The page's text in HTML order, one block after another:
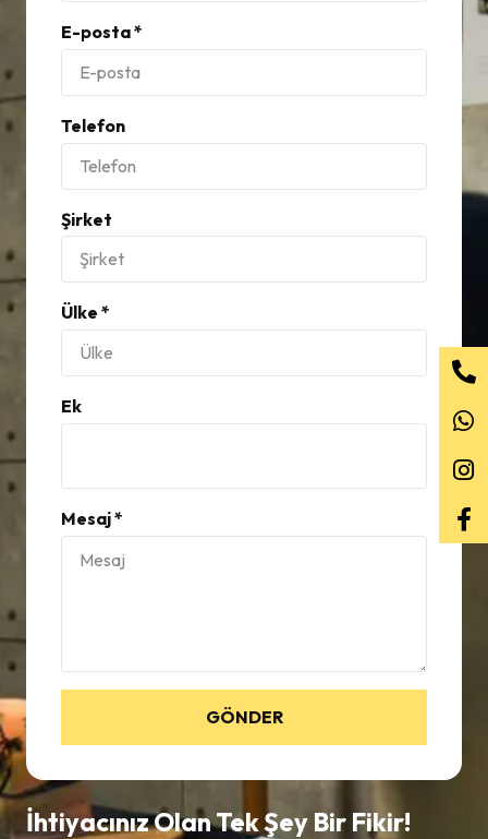
E-posta *
Telefon
Şirket
Ülke *
Ek
Mesaj *
GÖNDER
İhtiyacınız Olan Tek Şey Bir Fikir!